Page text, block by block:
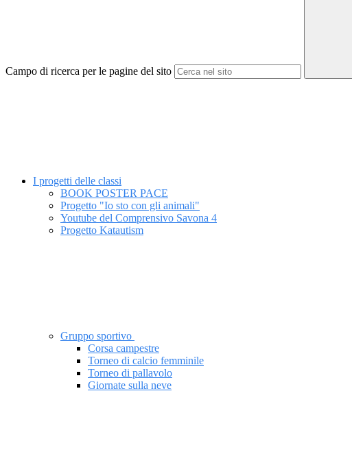
Campo di ricerca per le pagine del sito
I progetti delle classi
BOOK POSTER PACE
Progetto "Io sto con gli animali"
Youtube del Comprensivo Savona 4
Progetto Katautism
Gruppo sportivo
Corsa campestre
Torneo di calcio femminile
Torneo di pallavolo
Giornate sulla neve